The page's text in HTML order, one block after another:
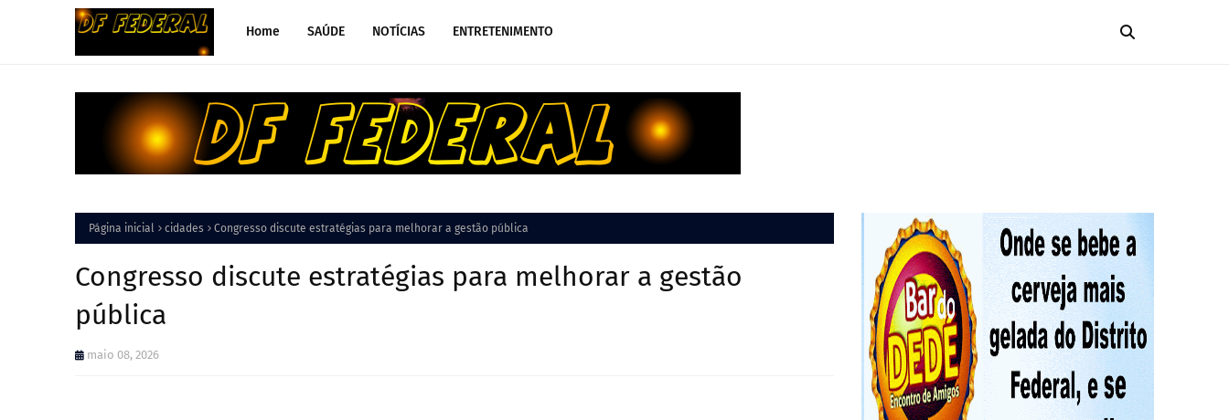
Home SAÚDE NOTÍCIAS ENTRETENIMENTO
Página inicial cidades Congresso discute estratégias para melhorar a gestão pública
Congresso discute estratégias para melhorar a gestão
pública
maio 08, 2026